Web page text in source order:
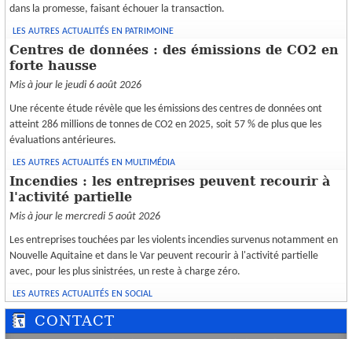
dans la promesse, faisant échouer la transaction.
LES AUTRES ACTUALITÉS EN PATRIMOINE
Centres de données : des émissions de CO2 en
forte hausse
Mis à jour le jeudi 6 août 2026
Une récente étude révèle que les émissions des centres de données ont
atteint 286 millions de tonnes de CO2 en 2025, soit 57 % de plus que les
évaluations antérieures.
LES AUTRES ACTUALITÉS EN MULTIMÉDIA
Incendies : les entreprises peuvent recourir à
l'activité partielle
Mis à jour le mercredi 5 août 2026
Les entreprises touchées par les violents incendies survenus notamment en
Nouvelle Aquitaine et dans le Var peuvent recourir à l'activité partielle
avec, pour les plus sinistrées, un reste à charge zéro.
LES AUTRES ACTUALITÉS EN SOCIAL
CONTACT